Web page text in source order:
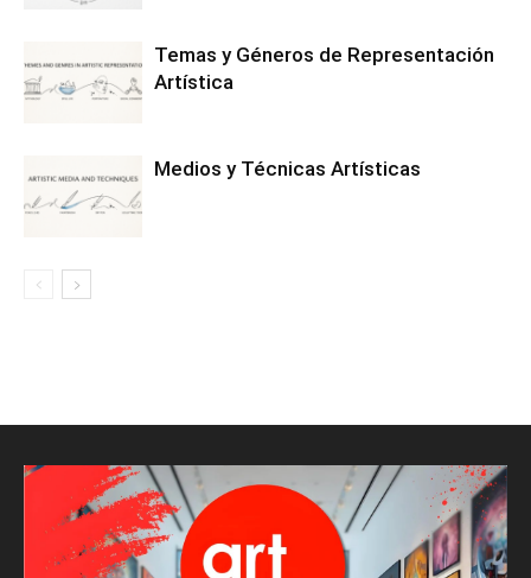
Temas y Géneros de Representación
Artística
Medios y Técnicas Artísticas